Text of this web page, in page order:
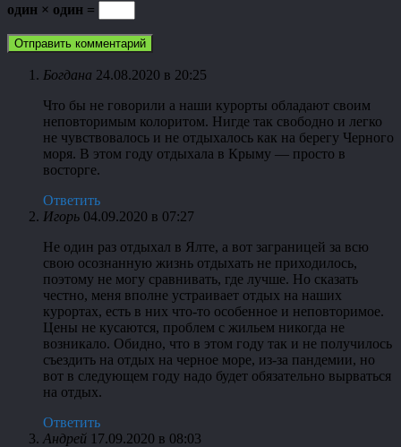
один × один =
Богдана 24.08.2020 в 20:25
Что бы не говорили а наши курорты обладают своим
неповторимым колоритом. Нигде так свободно и легко
не чувствовалось и не отдыхалось как на берегу Черного
моря. В этом году отдыхала в Крыму — просто в
восторге.
Ответить
Игорь 04.09.2020 в 07:27
Не один раз отдыхал в Ялте, а вот заграницей за всю
свою осознанную жизнь отдыхать не приходилось,
поэтому не могу сравнивать, где лучше. Но сказать
честно, меня вполне устраивает отдых на наших
курортах, есть в них что-то особенное и неповторимое.
Цены не кусаются, проблем с жильем никогда не
возникало. Обидно, что в этом году так и не получилось
съездить на отдых на черное море, из-за пандемии, но
вот в следующем году надо будет обязательно вырваться
на отдых.
Ответить
Андрей 17.09.2020 в 08:03